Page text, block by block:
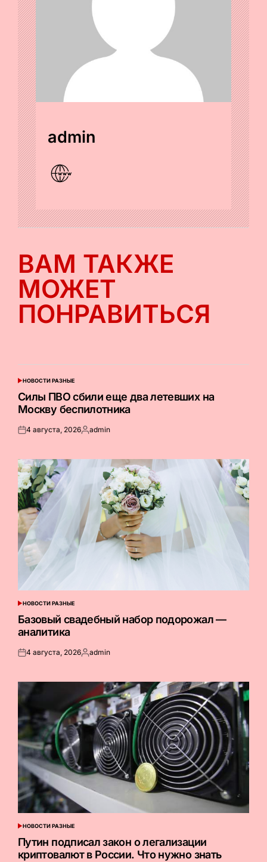
admin
ВАМ ТАКЖЕ
МОЖЕТ
ПОНРАВИТЬСЯ
ОПУБЛИКОВАНО
НОВОСТИ РАЗНЫЕ
Силы ПВО сбили еще два летевших на
Москву беспилотника
Опубликовано
4 августа, 2026Запись
admin
ОПУБЛИКОВАНО
В
НОВОСТИ РАЗНЫЕ
Базовый свадебный набор подорожал —
аналитика
Опубликовано
4 августа, 2026Запись
admin
ОПУБЛИКОВАНО
В
НОВОСТИ РАЗНЫЕ
Путин подписал закон о легализации
криптовалют в России. Что нужно знать